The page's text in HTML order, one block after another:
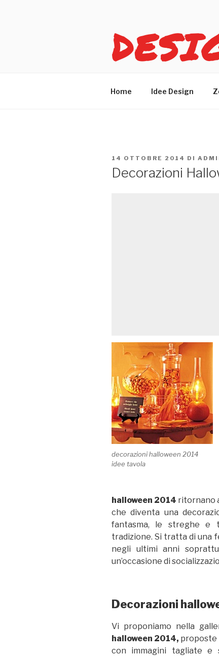
Home Idee Design
PUBBLICATO
IL
14 OTTOBRE 2014 DI
Decorazioni
decorazioni halloween 2014
idee tavola
halloween 2014 ritornano
che diventa una
fantasma, le streghe e
tradizione. Si tratta di una
negli ultimi anni
un’occasione di
Decorazioni
Vi proponiamo nella
halloween 2014, proposte
con immagini tagliate